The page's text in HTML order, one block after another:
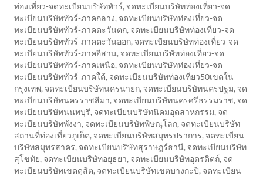
ท่องเที่ยว-จดทะเบียนบริษัททัวร์, จดทะเบียนบริษัทท่องเที่ยว-จด
ทะเบียนบริษัททัวร์-ภาคกลาง, จดทะเบียนบริษัทท่องเที่ยว-จด
ทะเบียนบริษัททัวร์-ภาคตะวันตก, จดทะเบียนบริษัทท่องเที่ยว-จด
ทะเบียนบริษัททัวร์-ภาคตะวันออก, จดทะเบียนบริษัทท่องเที่ยว-จด
ทะเบียนบริษัททัวร์-ภาคอีสาน, จดทะเบียนบริษัทท่องเที่ยว-จด
ทะเบียนบริษัททัวร์-ภาคเหนือ, จดทะเบียนบริษัทท่องเที่ยว-จด
ทะเบียนบริษัททัวร์-ภาคใต้, จดทะเบียนบริษัทท่องเที่ยว50เขตใน
กรุงเทพ, จดทะเบียนบริษัทนครนายก, จดทะเบียนบริษัทนครปฐม, จด
ทะเบียนบริษัทนครราชสีมา, จดทะเบียนบริษัทนครศรีธรรมราช, จด
ทะเบียนบริษัทนนทบุรี, จดทะเบียนบริษัทนิคมอุตสาหกรรม, จด
ทะเบียนบริษัทพังงา, จดทะเบียนบริษัทพิษณุโลก, จดทะเบียนบริษัท
สถานที่ท่องเที่ยวภูเก็ต, จดทะเบียนบริษัทสมุทรปราการ, จดทะเบียน
บริษัทสมุทรสาคร, จดทะเบียนบริษัทสุราษฎร์ธานี, จดทะเบียนบริษัท
สุโขทัย, จดทะเบียนบริษัทอยุธยา, จดทะเบียนบริษัทอุตรดิตถ์, จด
ทะเบียนบริษัทเขตดุสิต, จดทะเบียนบริษัทเขตบางกะปิ, จดทะเบียน